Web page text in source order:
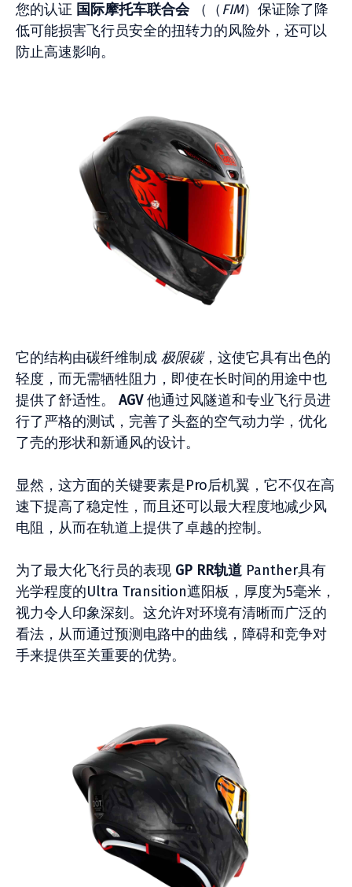
您的认证 国际摩托车联合会（（ FIM）保证除了降
低可能损害飞行员安全的扭转力的风险外，还可以
防止高速影响。
它的结构由碳纤维制成 极限碳，这使它具有出色的
轻度，而无需牺牲阻力，即使在长时间的用途中也
提供了舒适性。 AGV他通过风隧道和专业飞行员进
行了严格的测试，完善了头盔的空气动力学，优化
了壳的形状和新通风的设计。
显然，这方面的关键要素是Pro后机翼，它不仅在高
速下提高了稳定性，而且还可以最大程度地减少风
电阻，从而在轨道上提供了卓越的控制。
为了最大化飞行员的表现 GP RR轨道 Panther具有
光学程度的Ultra Transition遮阳板，厚度为5毫米，
视力令人印象深刻。这允许对环境有清晰而广泛的
看法，从而通过预测电路中的曲线，障碍和竞争对
手来提供至关重要的优势。